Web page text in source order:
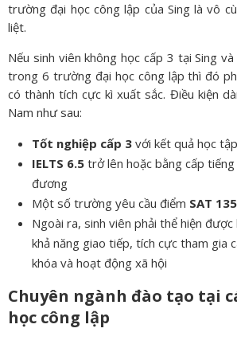
trường đại học công lập của Sing là vô
liệt.
Nếu sinh viên không học cấp 3 tại Sing
trong 6 trường đại học công lập thì đó
có thành tích cực kì xuất sắc. Điều kiện
Nam như sau:
Tốt nghiệp cấp 3 với kết quả học
IELTS 6.5 trở lên hoặc bằng cấp
đương
Một số trường yêu cầu điểm SAT
Ngoài ra, sinh viên phải thể hiện được
khả năng giao tiếp, tích cực tham gia
khóa và hoạt động xã hội
Chuyên ngành đào tạo tại
học công lập